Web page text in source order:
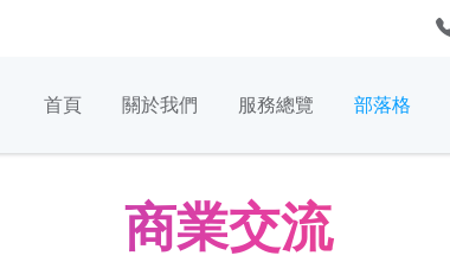
首頁 關於我們 服務總覽 部落格
商業交流